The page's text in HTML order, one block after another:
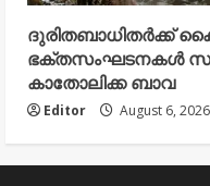
ദുരിതബാധിതർക്ക്
ഭക്തസംഘടനകൾ
കാതോലിക്ക ബാവ
Editor August 6, 2026